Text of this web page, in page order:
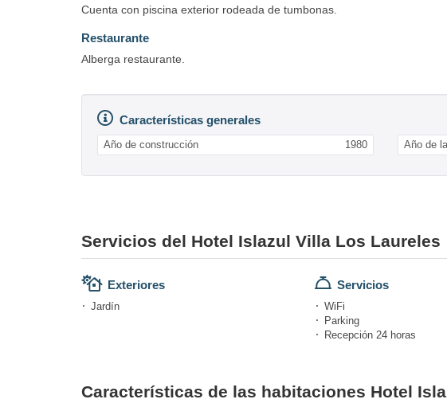
Cuenta con piscina exterior rodeada de tumbonas.
Restaurante
Alberga restaurante.
Características generales
Año de construcción 1980 Año de
Servicios del Hotel Islazul Villa Los Laureles
Exteriores
Jardín
Servicios
WiFi
Parking
Recepción 24 horas
Características de las habitaciones Hotel